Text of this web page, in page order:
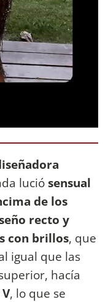
luciósensual
de los
recto y
con brillos, que
igual que las
hacía
, lo que se